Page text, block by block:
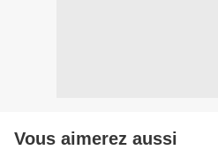
Vous aimerez aussi